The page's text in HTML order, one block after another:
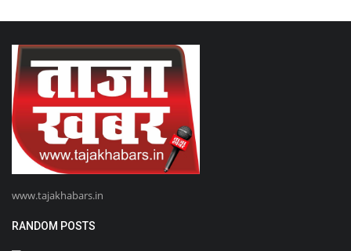
www.tajakhabars.in
RANDOM POSTS